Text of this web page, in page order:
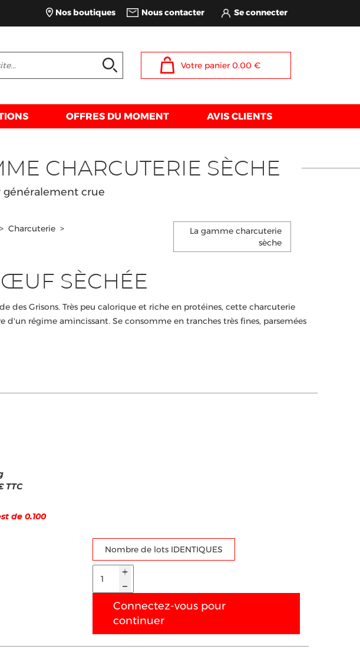
Nos boutiques Nous contacter
Votre panier 0.00€
OFFRES DU MOMENT AVIS CLIENTS
CHARCUTERIE SÈCHE
généralement crue
> Charcuterie >
La gamme charcuterie
sèche
SÈCHÉE
des Grisons. Très peu calorique et riche en protéines, cette charcuterie
d'un régime amincissant. Se consomme en tranches très fines, parsemées
TTC
de 0.100
Nombre de lots IDENTIQUES
Connectez-vous pour
continuer